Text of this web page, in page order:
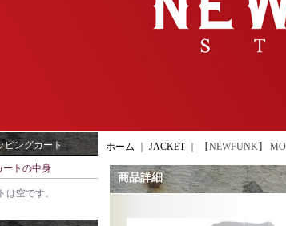
ピングカート
ートの中身
は空です。
ホーム JACKET｜ 【NEWFUNK】
商品詳細